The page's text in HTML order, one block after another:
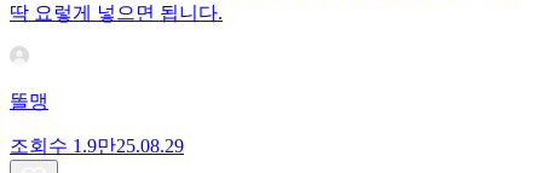
딱 요렇게 넣으면 됩니다.
똘맹
조회수 1.9만25.08.29